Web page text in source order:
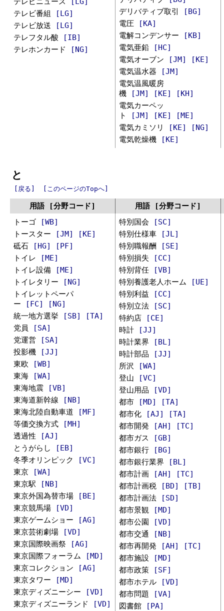
テレビ番組
[LG]
テレビ放送
[LG]
テレフタル酸
[IB]
テレホンカード
[NG]
デリバティブ取引
[BG]
電圧
[KA]
電解コンデンサー
[KB]
電気亜鉛
[HC]
電気オーブン
[JM]
[KE]
電気温水器
[JM]
電気温風暖房
機
[JM] [KE]
[KH]
電気カーペッ
ト
[JM] [KE]
[ME]
電気カミソリ
[KE]
[NG]
電気乾燥機
[KE]
と
[戻る] [このページのTopへ]
用語 [分野コード]
用語 [分野コード]
トーゴ
[WB]
トースター
[JM]
[KE]
砥石
[HG]
[PF]
トイレ
[ME]
トイレ設備
[ME]
トイレタリー
[NG]
トイレットペーパ
ー
[FC]
[NG]
統一地方選挙
[SB]
[TA]
党員
[SA]
党運営
[SA]
投影機
[JJ]
東欧
[WB]
東海
[WA]
東海地震
[VB]
東海道新幹線
[NB]
東海北陸自動車道
[MF]
等価交換方式
[MH]
透過性
[AJ]
とうがらし
[EB]
冬季オリンピック
[VC]
東京
[WA]
東京駅
[NB]
東京外国為替市場
[BE]
東京競馬場
[VD]
東京ゲームショー
[AG]
東京芸術劇場
[VD]
東京国際映画祭
[AG]
東京国際フォーラム
[MD]
東京コレクション
[AG]
東京タワー
[MD]
東京ディズニーシー
[VD]
東京ディズニーランド
[VD]
特別国会
[SC]
特別仕様車
[JL]
特別職報酬
[SE]
特別損失
[CC]
特別背任
[VB]
特別養護老人ホーム
[UE]
特別利益
[CC]
特別立法
[SC]
特約店
[CE]
時計
[JJ]
時計業界
[BL]
時計部品
[JJ]
所沢
[WA]
登山
[VC]
登山用品
[VD]
都市
[MD]
[TA]
都市化
[AJ]
[TA]
都市開発
[AH]
[TC]
都市ガス
[GB]
都市銀行
[BG]
都市銀行業界
[BL]
都市計画
[AH]
[TC]
都市計画税
[BD]
[TB]
都市計画法
[SD]
都市景観
[MD]
都市公園
[VD]
都市交通
[NB]
都市再開発
[AH]
[TC]
都市施設
[MD]
都市政策
[SF]
都市ホテル
[VD]
都市問題
[VA]
図書館
[PA]